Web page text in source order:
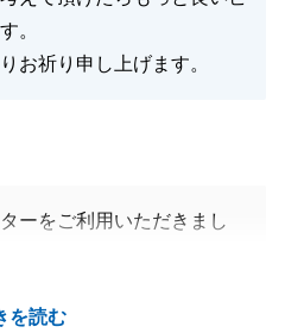
。
お祈り申し上げます。
を読む
ーをご利用いただきまし
日の際は、ご多忙にもかか